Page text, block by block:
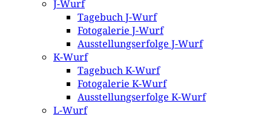
J-Wurf
Tagebuch J-Wurf
Fotogalerie J-Wurf
Ausstellungserfolge J-Wurf
K-Wurf
Tagebuch K-Wurf
Fotogalerie K-Wurf
Ausstellungserfolge K-Wurf
L-Wurf